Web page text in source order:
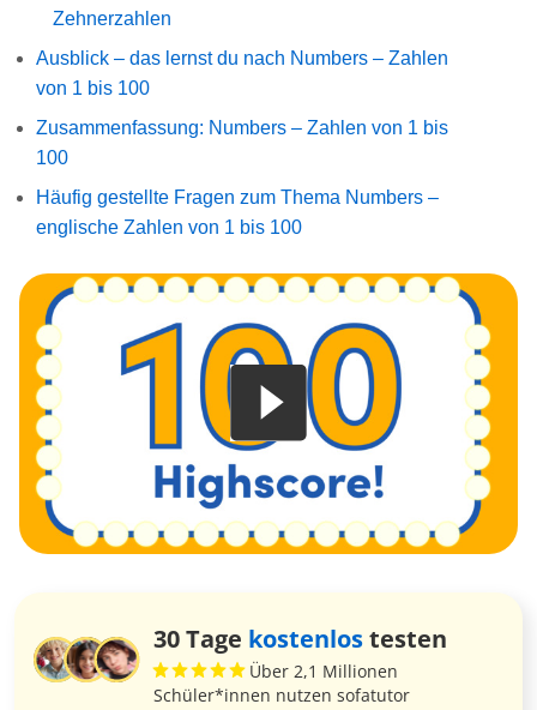
Zehnerzahlen
Ausblick – das lernst du nach Numbers – Zahlen
von 1 bis 100
Zusammenfassung: Numbers – Zahlen von 1 bis
100
Häufig gestellte Fragen zum Thema Numbers –
englische Zahlen von 1 bis 100
30 Tage kostenlostesten
Über 2,1 Millionen
Schüler*innen nutzen sofatutor